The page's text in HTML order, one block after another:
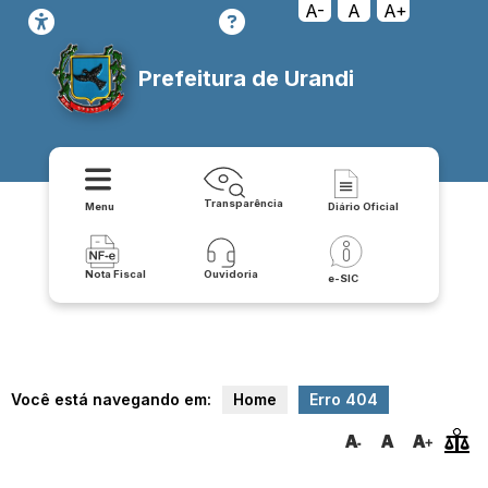
transparencia/repasses/convenios_recebido
A- A A+
Prefeitura de Urandi
Menu Transparência Diário Oficial
Nota Fiscal Ouvidoria e-SIC
Você está navegando em: Home Erro 404